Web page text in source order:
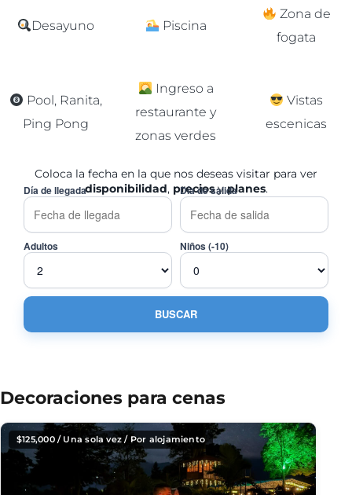
Desayuno Piscina
Zona de
fogata
Pool, Ranita,
Ping Pong
Ingreso a
restaurante y
zonas verdes
Vistas
escenicas
Coloca la fecha en la que nos deseas visitar para ver
disponibilidad, preciosyplanes.
Día de llegada Día de salida
Adultos Niños (-10)
Decoraciones para cenas
$125,000/ Una sola vez / Por alojamiento